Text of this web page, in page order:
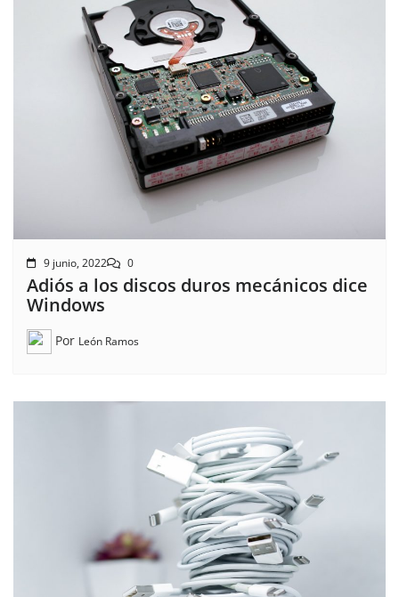
9 junio, 2022 0
Adiós a los discos duros mecánicos dice
Windows
Por León Ramos